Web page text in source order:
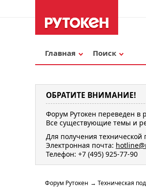
Главная Поиск
ОБРАТИТЕ ВНИМАНИЕ!
Форум Рутокен переведен в
Все существующие темы и
Для получения
Электронная почта:
Телефон: +7 (495) 925-77-90
Форум Рутокен → Техническая